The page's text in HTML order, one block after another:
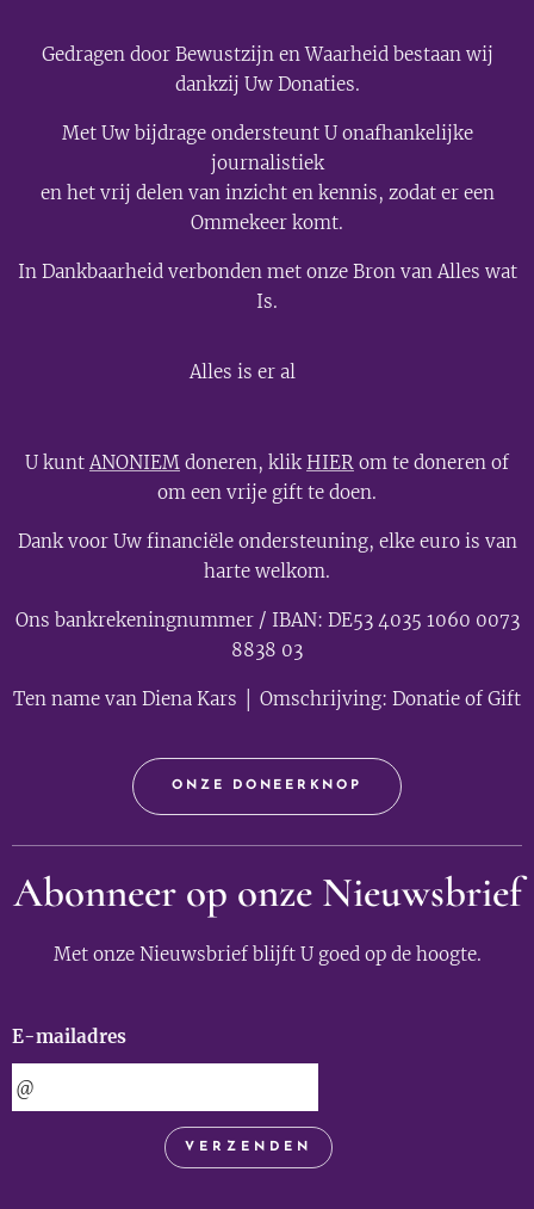
Gedragen door Bewustzijn en Waarheid bestaan wij
dankzij Uw Donaties.
Met Uw bijdrage ondersteunt U onafhankelijke
journalistiek
en het vrij delen van inzicht en kennis, zodat er een
Ommekeer komt.
In Dankbaarheid verbonden met onze Bron van Alles wat
Is.
Alles is er al
U kuntANONIEM doneren, klikHIER om te doneren of
om een vrije gift te doen.
Dank voor Uw financiële ondersteuning, elke euro is van
harte welkom.
Ons bankrekeningnummer / IBAN: DE53 4035 1060 0073
8838 03
Ten name van Diena Kars │ Omschrijving: Donatie of Gift
ONZE DONEERKNOP
Abonneer op onze Nieuwsbrief
Met onze Nieuwsbrief blijft U goed op de hoogte.
E-mailadres
VERZENDEN